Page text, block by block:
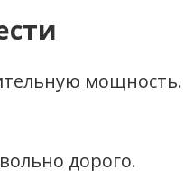
мощность.
дорого.